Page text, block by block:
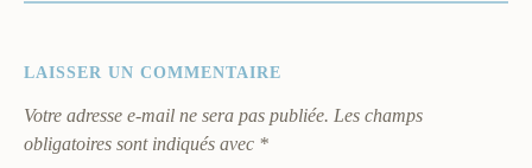
LAISSER UN COMMENTAIRE
Votre adresse e-mail ne sera pas publiée. Les champs
obligatoires sont indiqués avec *